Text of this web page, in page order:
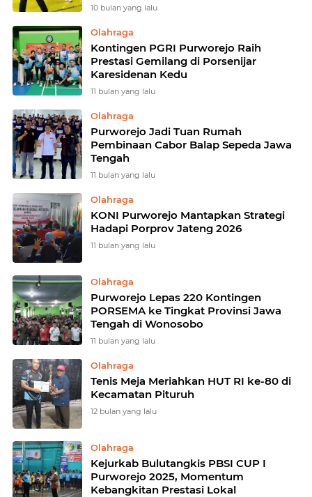
10 bulan yang lalu
Olahraga
Kontingen PGRI Purworejo Raih
Prestasi Gemilang di Porsenijar
Karesidenan Kedu
11 bulan yang lalu
Olahraga
Purworejo Jadi Tuan Rumah
Pembinaan Cabor Balap Sepeda Jawa
Tengah
11 bulan yang lalu
Olahraga
KONI Purworejo Mantapkan Strategi
Hadapi Porprov Jateng 2026
11 bulan yang lalu
Olahraga
Purworejo Lepas 220 Kontingen
PORSEMA ke Tingkat Provinsi Jawa
Tengah di Wonosobo
11 bulan yang lalu
Olahraga
Tenis Meja Meriahkan HUT RI ke-80 di
Kecamatan Pituruh
12 bulan yang lalu
Olahraga
Kejurkab Bulutangkis PBSI CUP I
Purworejo 2025, Momentum
Kebangkitan Prestasi Lokal